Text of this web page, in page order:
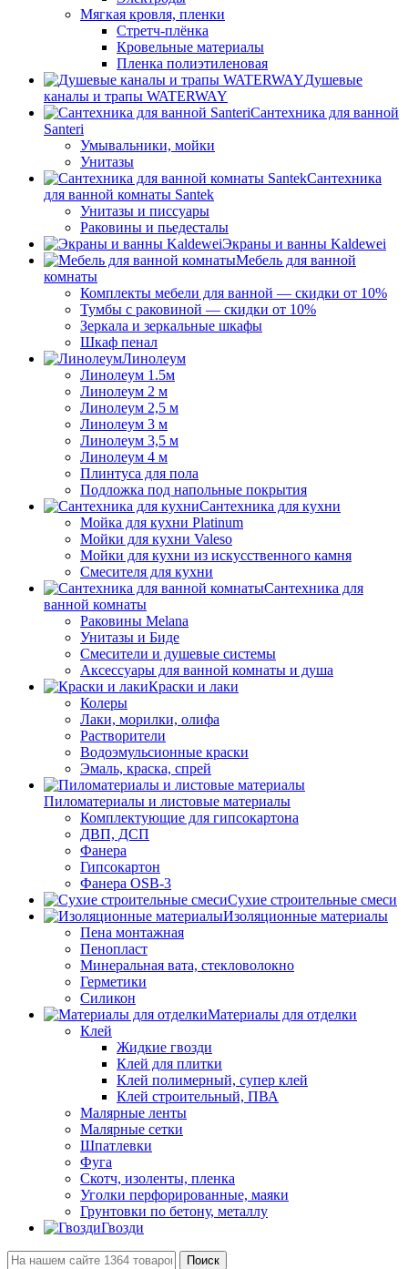
Мягкая кровля, пленки
Стретч-плёнка
Кровельные материалы
Пленка полиэтиленовая
Душевые
каналы и трапы WATERWAY
Сантехника для ванной
Santeri
Умывальники, мойки
Унитазы
Сантехника
для ванной комнаты Santek
Унитазы и писсуары
Раковины и пьедесталы
Экраны и ванны Kaldewei
Мебель для ванной
комнаты
Комплекты мебели для ванной — скидки от 10%
Тумбы с раковиной — скидки от 10%
Зеркала и зеркальные шкафы
Шкаф пенал
Линолеум
Линолеум 1.5м
Линолеум 2 м
Линолеум 2,5 м
Линолеум 3 м
Линолеум 3,5 м
Линолеум 4 м
Плинтуса для пола
Подложка под напольные покрытия
Сантехника для кухни
Мойка для кухни Platinum
Мойки для кухни Valeso
Мойки для кухни из искусственного камня
Смесителя для кухни
Сантехника для
ванной комнаты
Раковины Melana
Унитазы и Биде
Смесители и душевые системы
Аксессуары для ванной комнаты и душа
Краски и лаки
Колеры
Лаки, морилки, олифа
Растворители
Водоэмульсионные краски
Эмаль, краска, спрей
Пиломатериалы и листовые материалы
Комплектующие для гипсокартона
ДВП, ДСП
Фанера
Гипсокартон
Фанера OSB-3
Сухие строительные смеси
Изоляционные материалы
Пена монтажная
Пенопласт
Минеральная вата, стекловолокно
Герметики
Силикон
Материалы для отделки
Клей
Жидкие гвозди
Клей для плитки
Клей полимерный, супер клей
Клей строительный, ПВА
Малярные ленты
Малярные сетки
Шпатлевки
Фуга
Скотч, изоленты, пленка
Уголки перфорированные, маяки
Грунтовки по бетону, металлу
Гвозди
Поиск